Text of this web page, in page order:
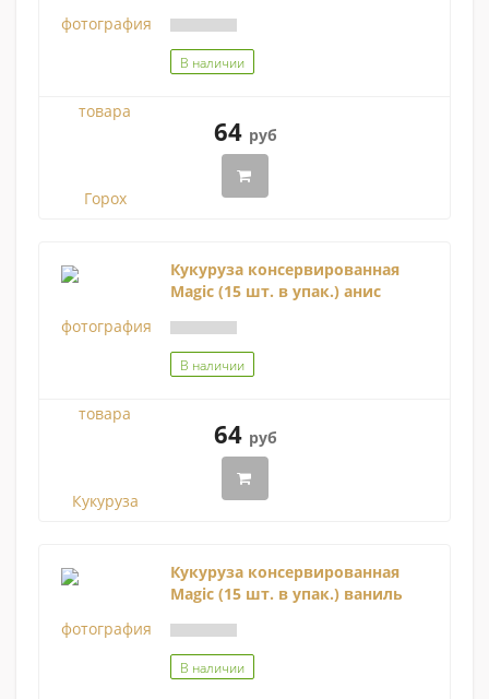
В наличии
64 руб
Кукуруза консервированная
Magic (15 шт. в упак.) анис
В наличии
64 руб
Кукуруза консервированная
Magic (15 шт. в упак.) ваниль
В наличии